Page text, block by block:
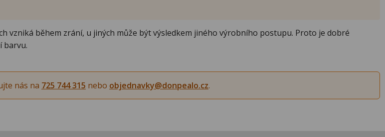
vzniká během zrání, u jiných může být výsledkem jiného výrobního postupu. Proto je dobré
barvu.
nás na 725 744 315 nebo objednavky@donpealo.cz.